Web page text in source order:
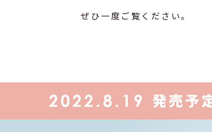
ぜひ一度ご覧ください。